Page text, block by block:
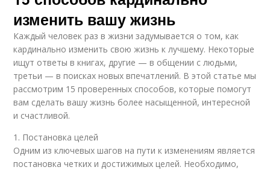
изменить вашу жизнь
Каждый человек раз в жизни задумывается о том, как
кардинально изменить свою жизнь к лучшему. Некоторые
ищут ответы в книгах, другие — в общении с людьми,
третьи — в поисках новых впечатлений. В этой статье мы
рассмотрим 15 проверенных способов, которые помогут
вам сделать вашу жизнь более насыщенной, интересной
и счастливой.
1. Постановка целей
Одним из ключевых шагов на пути к изменениям является
постановка четких и достижимых целей. Необходимо,